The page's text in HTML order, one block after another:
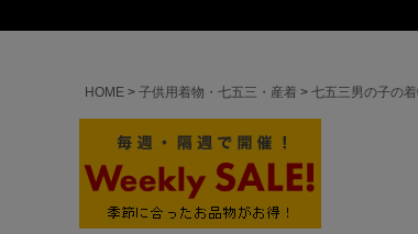
HOME
子供用着物・七五三・産着 七五三男の子の